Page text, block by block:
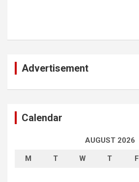
Advertisement
Calendar
AUGUST 2026
M T W T F